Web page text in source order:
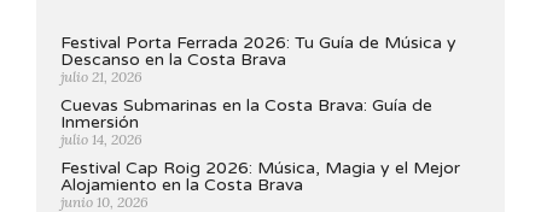
Festival Porta Ferrada 2026: Tu Guía de Música y
Descanso en la Costa Brava
julio 21, 2026
Cuevas Submarinas en la Costa Brava: Guía de
Inmersión
julio 14, 2026
Festival Cap Roig 2026: Música, Magia y el Mejor
Alojamiento en la Costa Brava
junio 10, 2026